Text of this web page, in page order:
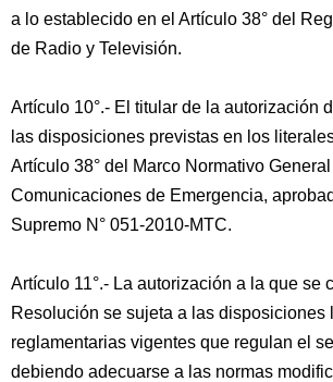
a lo establecido en el Artículo 38° del
de Radio y Televisión.
Artículo 10°.- El titular de la autorización
las disposiciones previstas en los
Artículo 38° del Marco Normativo
Comunicaciones de Emergencia,
Supremo N° 051-2010-MTC.
Artículo 11°.- La autorización a la que se
Resolución se sujeta a las disposiciones
reglamentarias vigentes que regulan el
debiendo adecuarse a las normas